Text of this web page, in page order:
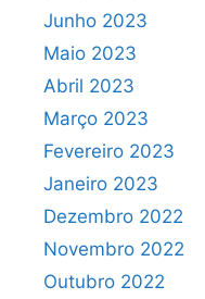
Junho 2023
Maio 2023
Abril 2023
Março 2023
Fevereiro 2023
Janeiro 2023
Dezembro 2022
Novembro 2022
Outubro 2022